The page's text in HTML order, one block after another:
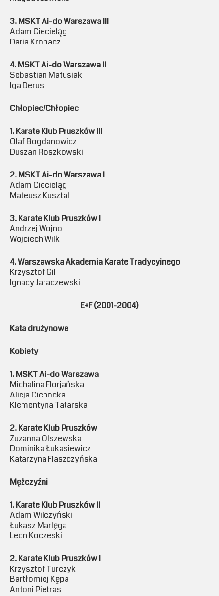
3. MSKT Ai-do Warszawa III
Adam Ciecieląg
Daria Kropacz
4. MSKT Ai-do Warszawa II
Sebastian Matusiak
Iga Derus
Chłopiec/Chłopiec
1. Karate Klub Pruszków III
Olaf Bogdanowicz
Duszan Roszkowski
2. MSKT Ai-do Warszawa I
Adam Ciecieląg
Mateusz Kusztal
3. Karate Klub Pruszków I
Andrzej Wojno
Wojciech Wilk
4. Warszawska Akademia Karate Tradycyjnego
Krzysztof Gil
Ignacy Jaraczewski
E+F (2001-2004)
Kata drużynowe
Kobiety
1. MSKT Ai-do Warszawa
Michalina Florjańska
Alicja Cichocka
Klementyna Tatarska
2. Karate Klub Pruszków
Zuzanna Olszewska
Dominika Łukasiewicz
Katarzyna Flaszczyńska
Mężczyźni
1. Karate Klub Pruszków II
Adam Wilczyński
Łukasz Marlęga
Leon Koczeski
2. Karate Klub Pruszków I
Krzysztof Turczyk
Bartłomiej Kępa
Antoni Pietras